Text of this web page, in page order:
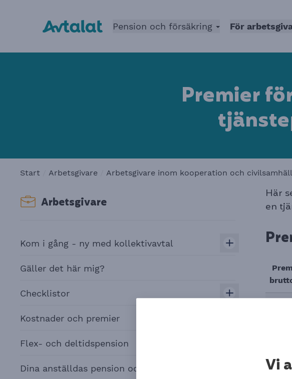
Pension och försäkring För
(nuvarande
Premier
Start Arbetsgivare Arbetsgivare inom kooperation och
Här
en
Arbetsgivare
Kom i gång - ny med kollektivavtal
Gäller det här mig?
Checklistor
Kostnader och premier
Flex- och deltidspension
Dina anställdas pension och försäkringar Vi